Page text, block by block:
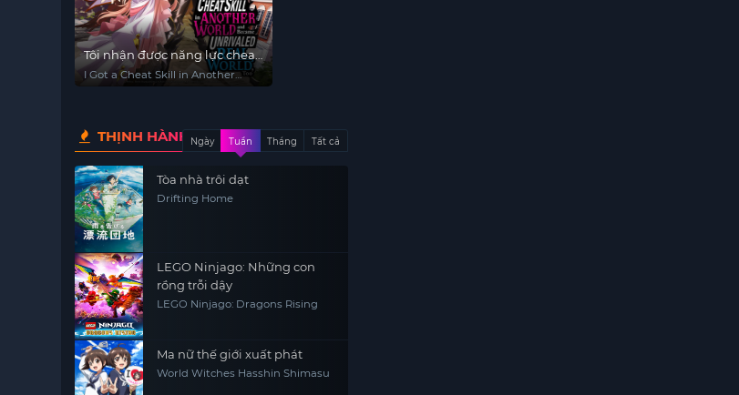
Tôi nhận được năng lực cheat
ở dị giới nên bá đạo luôn ở
thế giới thực
I Got a Cheat Skill in Another
THỊNH HÀNHNgày Tuần Tháng Tất cả
Tòa nhà trôi dạt
Drifting Home
LEGO Ninjago: Những con
rồng trỗi dậy
LEGO Ninjago: Dragons Rising
Ma nữ thế giới xuất phát
World Witches Hasshin Shimasu